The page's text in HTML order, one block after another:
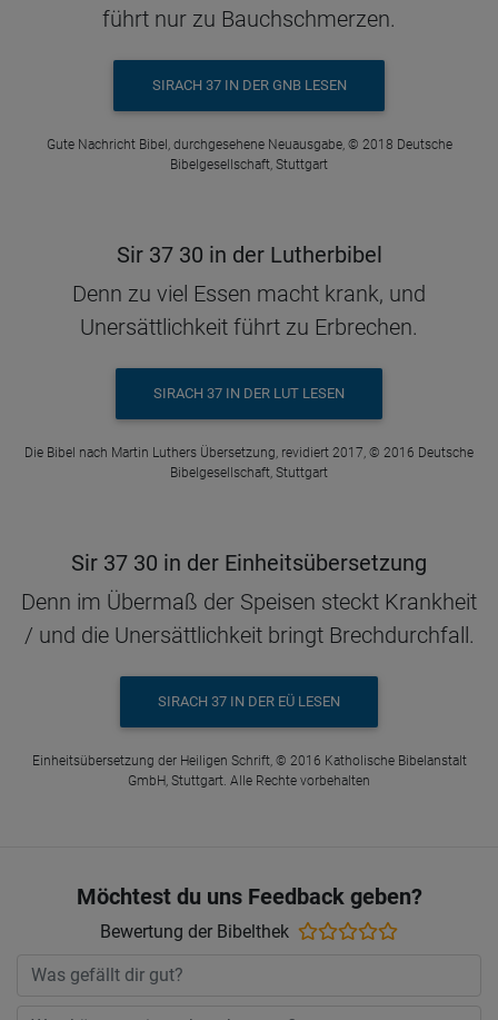
führt nur zu Bauchschmerzen.
SIRACH 37 IN DER GNB LESEN
Gute Nachricht Bibel, durchgesehene Neuausgabe, © 2018 Deutsche
Bibelgesellschaft, Stuttgart
Sir 37 30 in der Lutherbibel
Denn zu viel Essen macht krank, und
Unersättlichkeit führt zu Erbrechen.
SIRACH 37 IN DER LUT LESEN
Die Bibel nach Martin Luthers Übersetzung, revidiert 2017, © 2016 Deutsche
Bibelgesellschaft, Stuttgart
Sir 37 30 in der Einheitsübersetzung
Denn im Übermaß der Speisen steckt Krankheit
/ und die Unersättlichkeit bringt Brechdurchfall.
SIRACH 37 IN DER EÜ LESEN
Einheitsübersetzung der Heiligen Schrift, © 2016 Katholische Bibelanstalt
GmbH, Stuttgart. Alle Rechte vorbehalten
Möchtest du uns Feedback geben?
Bewertung der Bibelthek